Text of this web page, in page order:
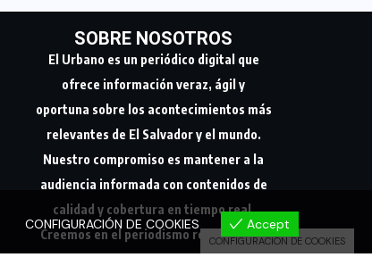
SOBRE NOSOTROS
El Urbano es un periódico digital que
ofrece información veraz, ágil y
oportuna sobre los acontecimientos más
relevantes de El Salvador y el mundo.
Nuestro compromiso es mantener a la
audiencia informada con contenidos de
calidad y cobertura en tiempo real.
Creemos en el periodismo responsable,
CONFIGURACIÓN DE COOKIES Accept
CONFIGURACIÓN DE COOKIES